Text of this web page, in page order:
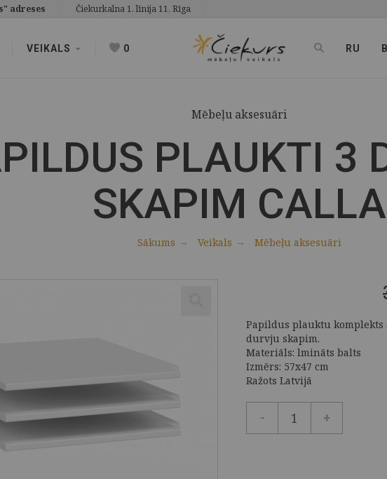
adreses Čiekurkalna 1. līnija 11, Rīga
VEIKALS 0 RU
Mēbeļu aksesuāri
PLAUKTI 3
SKAPIM CALLA
Sākums Veikals Mēbeļu aksesuāri
Papildus plauktu
durvju skapim.
Materiāls: lmināts balts
Izmērs: 57x47 cm
Ražots Latvijā
- +